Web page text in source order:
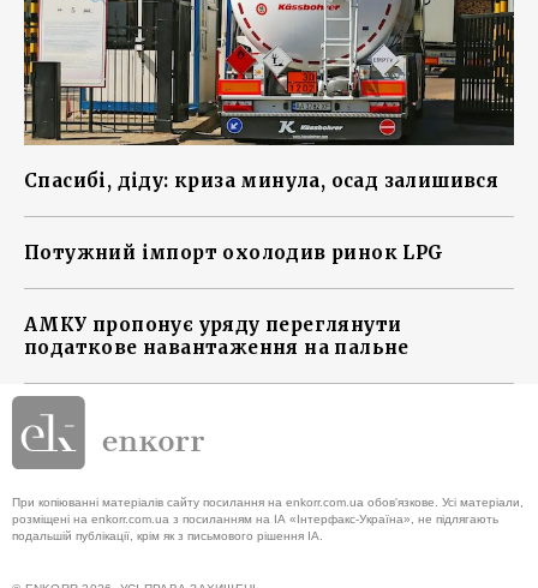
Спасибі, діду: криза минула, осад залишився
Потужний імпорт охолодив ринок LPG
АМКУ пропонує уряду переглянути
податкове навантаження на пальне
При копіюванні матеріалів сайту посилання на enkorr.com.ua обов'язкове. Усі матеріали,
розміщені на enkorr.com.ua з посиланням на ІА «Інтерфакс-Україна», не підлягають
подальшій публікації, крім як з письмового рішення ІА.